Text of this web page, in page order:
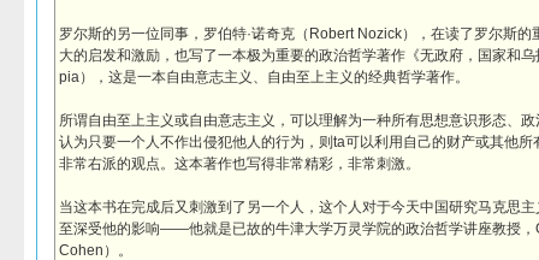
罗尔斯的另一位同事，罗伯特·诺奇克（Robert Nozick），在读了罗尔斯
大的启发和激励，也写了一本极为重要的政治哲学著作《无政府，国家和
pia），这是一本自由意志主义、自由至上主义的经典哲学著作。
所谓自由至上主义或自由意志主义，可以理解为一种所有思想意识形态、政
认为只要一个人不作出侵犯他人的行为，则ta可以利用自己的财产或其他
非常右派的观点。这本著作也写得非常精彩，非常刺激。
当这本书在完成后又刺激到了另一个人，这个人对于今天中国研究马克思
至深受他的影响——他就是已故的牛津大学万灵学院的政治哲学讲座教授，
Cohen）。